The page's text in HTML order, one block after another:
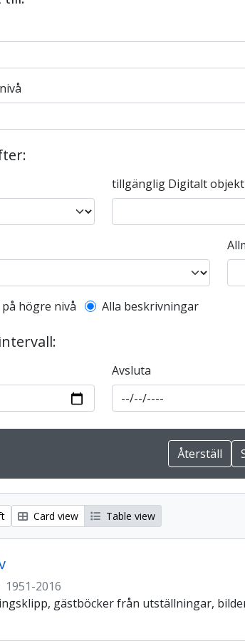
tillgänglig Digitalt objekt
filter
högre nivå Alla beskrivningar
Avsluta
Card view Table view
1951-2016
gästböcker från utställningar,